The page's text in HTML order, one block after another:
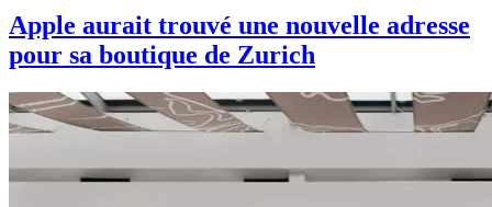
Apple aurait trouvé une nouvelle adresse
pour sa boutique de Zurich